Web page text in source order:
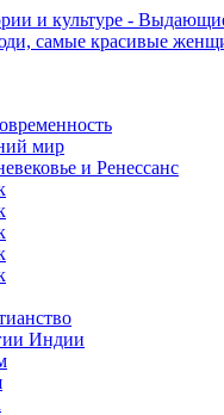
самые красивые
мир
и Ренессанс
Индии